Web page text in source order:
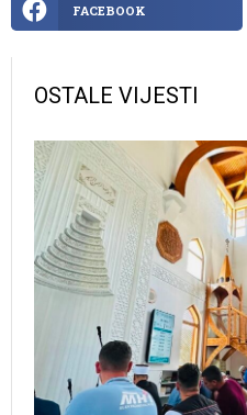
FACEBOOK
OSTALE VIJESTI